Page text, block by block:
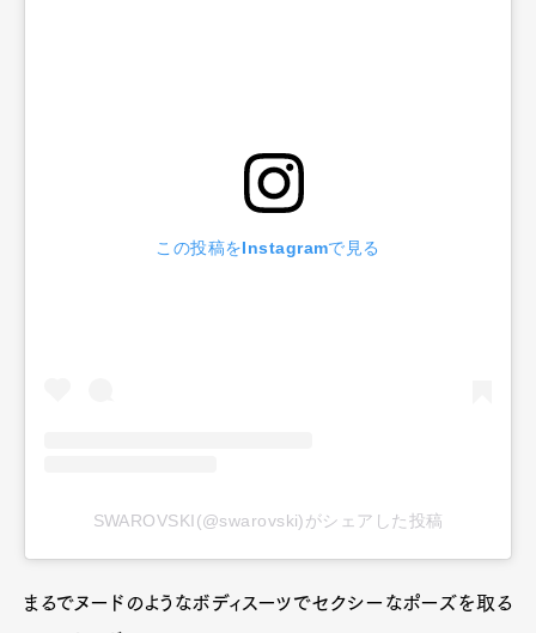
この投稿をInstagramで見る
SWAROVSKI(@swarovski)がシェアした投稿
まるでヌードのようなボディスーツでセクシーなポーズを取る